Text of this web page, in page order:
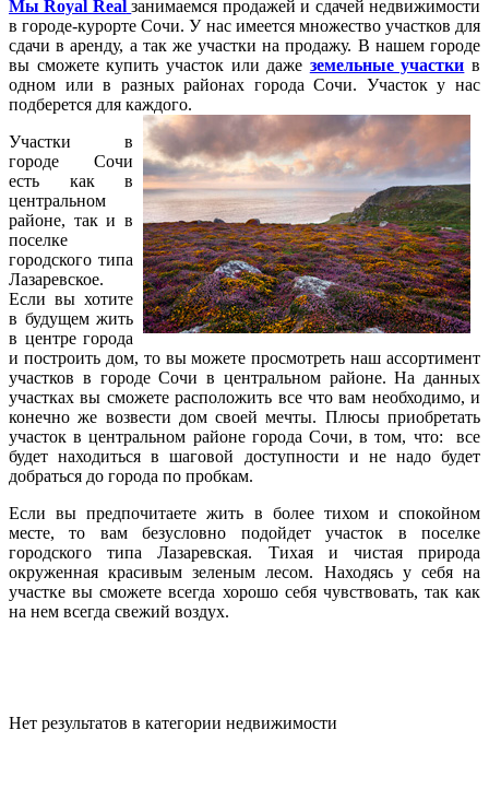
Мы Royal Real занимаемся продажей и сдачей недвижимости
в городе-курорте Сочи. У нас имеется множество участков для
сдачи в аренду, а так же участки на продажу. В нашем городе
вы сможете купить участок или даже земельные участки в
одном или в разных районах города Сочи. Участок у нас
подберется для каждого.
Участки в
городе Сочи
есть как в
центральном
районе, так и в
поселке
городского типа
Лазаревское.
Если вы хотите
в будущем жить
в центре города
и построить дом, то вы можете просмотреть наш ассортимент
участков в городе Сочи в центральном районе. На данных
участках вы сможете расположить все что вам необходимо, и
конечно же возвести дом своей мечты. Плюсы приобретать
участок в центральном районе города Сочи, в том, что: все
будет находиться в шаговой доступности и не надо будет
добраться до города по пробкам.
Если вы предпочитаете жить в более тихом и спокойном
месте, то вам безусловно подойдет участок в поселке
городского типа Лазаревская. Тихая и чистая природа
окруженная красивым зеленым лесом. Находясь у себя на
участке вы сможете всегда хорошо себя чувствовать, так как
на нем всегда свежий воздух.
Нет результатов в категории недвижимости